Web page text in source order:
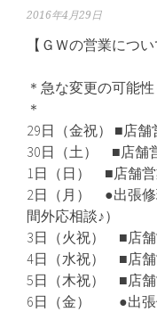
2016年4月29日
【ＧＷの営業につい
＊急な変更の可能
＊
29日（金祝） ■店
30日（土） ■店舗
1日（日） ■店舗
2日（月） ●出張
間外応相談♪）
3日（火祝） ■店
4日（水祝） ■店
5日（木祝） ■店
6日（金） ●出張